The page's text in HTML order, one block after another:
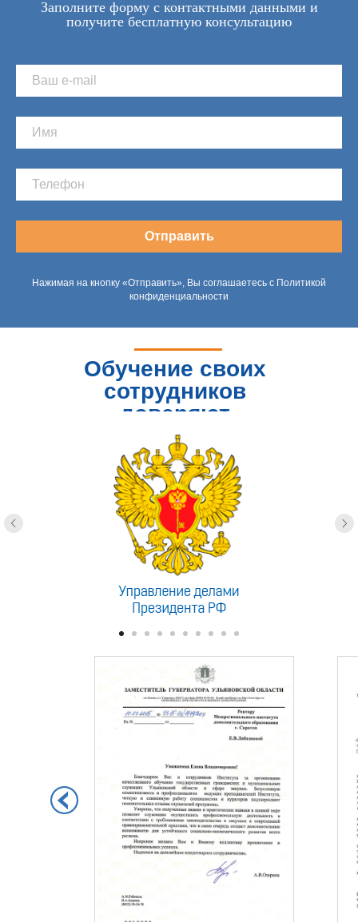
Заполните форму с контактными данными и
получите бесплатную консультацию
Отправить
Нажимая на кнопку «Отправить», Вы соглашаетесь с Политикой
конфиденциальности
Обучение своих
сотрудников
доверяют